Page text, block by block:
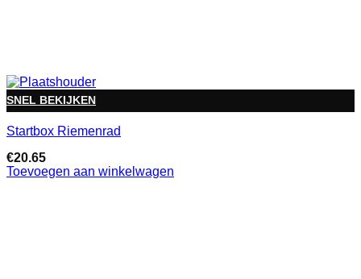
SNEL BEKIJKEN
Startbox Riemenrad
€20.65
Toevoegen aan winkelwagen